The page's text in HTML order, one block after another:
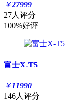
￥27999
27人评分
100%好评
富士X-T5
￥11990
146人评分